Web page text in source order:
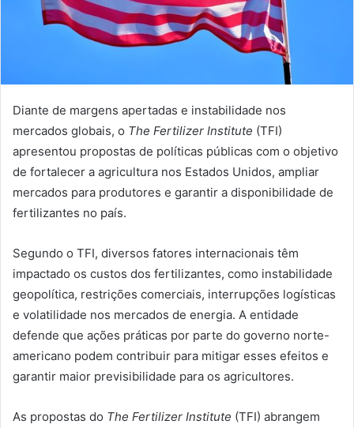
Diante de margens apertadas e instabilidade nos
mercados globais, o The Fertilizer Institute (TFI)
apresentou propostas de políticas públicas com o objetivo
de fortalecer a agricultura nos Estados Unidos, ampliar
mercados para produtores e garantir a disponibilidade de
fertilizantes no país.
Segundo o TFI, diversos fatores internacionais têm
impactado os custos dos fertilizantes, como instabilidade
geopolítica, restrições comerciais, interrupções logísticas
e volatilidade nos mercados de energia. A entidade
defende que ações práticas por parte do governo norte-
americano podem contribuir para mitigar esses efeitos e
garantir maior previsibilidade para os agricultores.
As propostas do The Fertilizer Institute (TFI) abrangem